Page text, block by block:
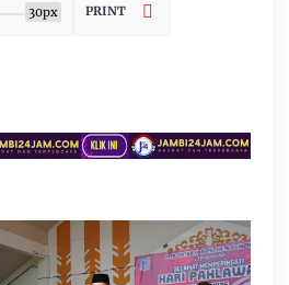
30px PRINT